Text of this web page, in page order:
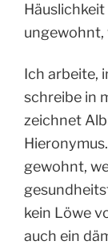
ungewohnt,
Ich arbeite,
schreibe in
zeichnet
gewohnt,
kein Löwe
auch ein